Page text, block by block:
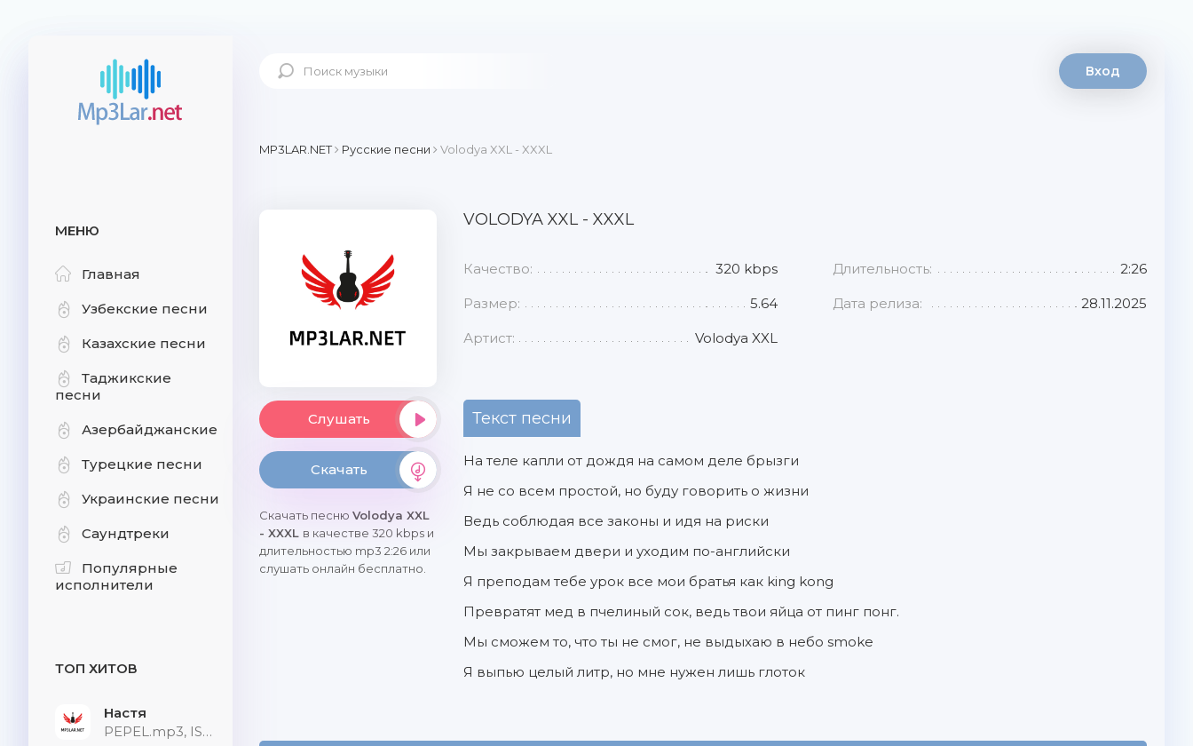
МЕНЮ
Главная
Узбекские песни
Казахские песни
Таджикские
песни
Азербайджанские
Турецкие песни
Украинские песни
Саундтреки
Популярные
исполнители
ТОП ХИТОВ
Настя
PEPEL.mp3, ISVNBITOV, Alfredovich
Вход
MP3LAR.NET Русские песни Volodya XXL - XXXL
Слушать
Скачать
Скачать песню Volodya XXL
- XXXL в качестве 320 kbps и
длительностью mp3 2:26 или
слушать онлайн бесплатно.
VOLODYA XXL - XXXL
Качество: 320 kbps Длительность: 2:26
Размер: 5.64 Дата релиза: 28.11.2025
Артист: Volodya XXL
Текст песни
На теле капли от дождя на самом деле брызги
Я не со всем простой, но буду говорить о жизни
Ведь соблюдая все законы и идя на риски
Мы закрываем двери и уходим по-английски
Я преподам тебе урок все мои братья как king kong
Превратят мед в пчелиный сок, ведь твои яйца от пинг понг.
Мы сможем то, что ты не смог, не выдыхаю в небо smoke
Я выпью целый литр, но мне нужен лишь глоток